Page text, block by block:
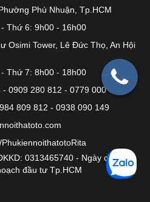
Phú Nhuận, Tp.HCM
Thứ 6: 9h00 - 16h00
Osimi Tower, Lê Đức Thọ, An Hội
Thứ 7: 8h00 - 18h00
0909 280 812 - 0779 000 812
809 812 - 0938 090 149
0313465740 - Ngày cấp:
đầu tư Tp.HCM